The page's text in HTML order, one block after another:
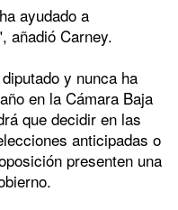
ayudado a
añadió Carney.
y nunca ha
en la Cámara Baja
que decidir en las
anticipadas o
presenten una